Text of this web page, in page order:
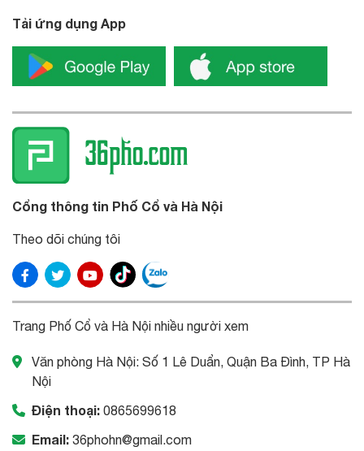
Tải ứng dụng App
Cổng thông tin Phố Cổ và Hà Nội
Theo dõi chúng tôi
Trang Phố Cổ và Hà Nội nhiều người xem
Văn phòng Hà Nội: Số 1 Lê Duẩn, Quận Ba Đình, TP Hà
Nội
Điện thoại: 0865699618
Email: 36phohn@gmail.com